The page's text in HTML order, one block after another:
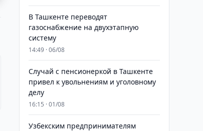
В Ташкенте переводят
газоснабжение на двухэтапную
систему
14:49 · 06/08
Случай с пенсионеркой в Ташкенте
привел к увольнениям и уголовному
делу
16:15 · 01/08
Узбекским предпринимателям